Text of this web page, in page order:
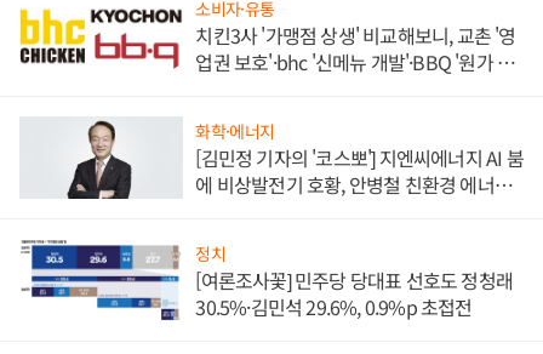
소비자·유통
치킨3사 '가맹점 상생' 비교해보니, 교촌 '영
업권 보호'·bhc '신메뉴 개발'·BBQ '원가 부
화학·에너지
[김민정 기자의 '코스뽀'] 지엔씨에너지 AI 붐
에 비상발전기 호황, 안병철 친환경 에너지
정치
[여론조사꽃] 민주당 당대표 선호도 정청래
30.5%·김민석 29.6%, 0.9%p 초접전